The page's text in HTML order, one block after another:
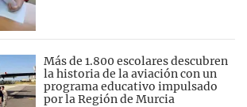
Más de 1.800 escolares descubren
la historia de la aviación con un
programa educativo impulsado
por la Región de Murcia